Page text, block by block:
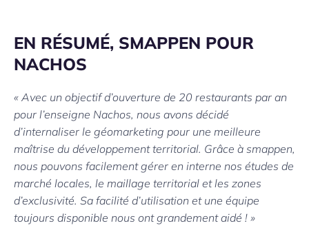
EN RÉSUMÉ, SMAPPEN POUR
NACHOS
« Avec un objectif d’ouverture de 20 restaurants par an
pour l’enseigne Nachos, nous avons décidé
d’internaliser le géomarketing pour une meilleure
maîtrise du développement territorial. Grâce à smappen,
nous pouvons facilement gérer en interne nos études de
marché locales, le maillage territorial et les zones
d’exclusivité. Sa facilité d’utilisation et une équipe
toujours disponible nous ont grandement aidé ! »